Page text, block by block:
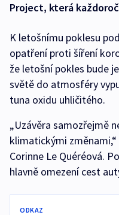
Project, která
K letošnímu poklesu
opatření proti šíření
že letošní pokles bude
světě do atmosféry
tuna oxidu uhličitého.
„Uzávěra samozřejmě
klimatickými
Corinne Le Quéréová.
hlavně omezení cest
ODKAZ